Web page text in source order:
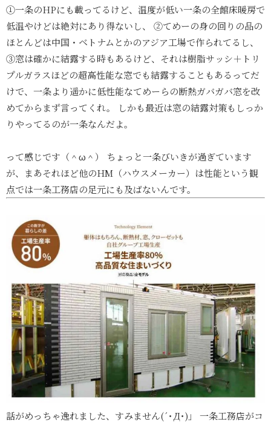
①一条のHPにも載ってるけど、温度が低い一条の全館床暖房で
低温やけどは絶対にあり得ないし、 ②てめーの身の回りの品の
ほとんどは中国・ベトナムとかのアジア工場で作られてるし、
③窓は確かに結露する時もあるけど、それは樹脂サッシ＋トリ
プルガラスほどの超高性能な窓でも結露することもあるってだ
けで、一条より遥かに低性能なてめーらの断熱ガバガバ窓を改
めてからまず言ってくれ。 しかも最近は窓の結露対策もしっか
りやってるのが一条なんだよ。
って感じです（＾ω＾） ちょっと一条びいきが過ぎています
が、まあそれほど他のHM（ハウスメーカー）は性能という観
点では一条工務店の足元にも及ばないんです。
話がめっちゃ逸れました、すみません(´･Д･)」 一条工務店がコ